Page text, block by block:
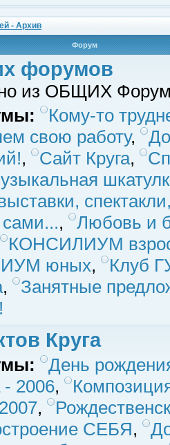
- Архив
Форум
форумов
из ОБЩИХ
Кому-то
свою работу,
, Сайт Круга,
,
Любовь и
КОНСИЛИУМ
юных,
Клуб
,
Занятные
Круга
День
2006,
,
СЕБЯ,